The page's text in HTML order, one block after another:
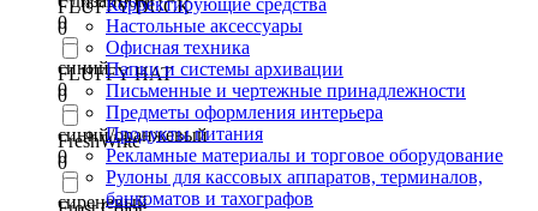
0
синий
0
синий/оранжевый
0
сиреневый
FLUFFY DUCK
0
FLUFFY HAT
0
FreshWrite
0
Корректирующие средства
Настольные аксессуары
Офисная техника
Папки и системы архивации
Письменные и чертежные принадлежности
Предметы оформления интерьера
Продукты питания
Рекламные материалы и торговое оборудование
Рулоны для кассовых аппаратов, терминалов,
банкоматов и тахографов